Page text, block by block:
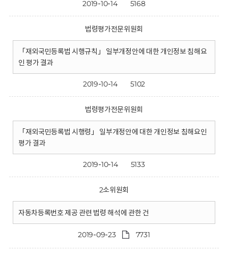
2019-10-14 5168
법령평가전문위원회
「재외국민등록법 시행규칙」 일부개정안에 대한 개인정보 침해요
인 평가 결과
2019-10-14 5102
법령평가전문위원회
「재외국민등록법 시행령」 일부개정안에 대한 개인정보 침해요인
평가 결과
2019-10-14 5133
2소위원회
자동차등록번호 제공 관련 법령 해석에 관한 건
2019-09-23 7731